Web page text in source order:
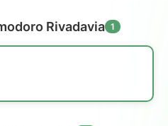
Rivadavia 1